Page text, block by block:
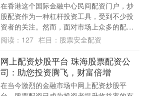
在香港这个国际金融中心民间配资门户，炒
股配资作为一种杠杆投资工具，受到不少投
资者的关注。然而，面对市场上众多的配资
公司，如何选择一家安全、合规、服务优质
阅读： 127 栏目： 股票安全配资
网上配资炒股平台 珠海股票配资公
司：助您投资腾飞，财富倍增
在当今激烈的金融市场中网上配资炒股平